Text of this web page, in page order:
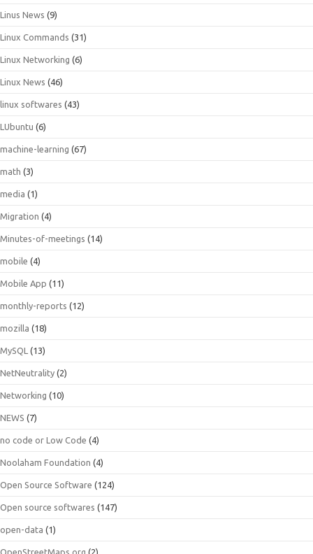
Linus News (9)
Linux Commands (31)
Linux Networking (6)
Linux News (46)
linux softwares (43)
LUbuntu (6)
machine-learning (67)
math (3)
media (1)
Migration (4)
Minutes-of-meetings (14)
mobile (4)
Mobile App (11)
monthly-reports (12)
mozilla (18)
MySQL (13)
NetNeutrality (2)
Networking (10)
NEWS (7)
no code or Low Code (4)
Noolaham Foundation (4)
Open Source Software (124)
Open source softwares (147)
open-data (1)
OpenStreetMaps.org (2)